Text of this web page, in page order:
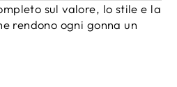
sul valore, lo stile e la
rendono ogni gonna un